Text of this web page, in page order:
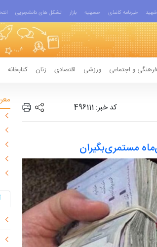
خبرنامه کاغذی حسینیه بازار تشکل های دانشجویی
فرهنگی و اجتماعی ورزشی اقتصادی زنان کتابخانه
کد خبر: 496111
مستمری‌بگیران